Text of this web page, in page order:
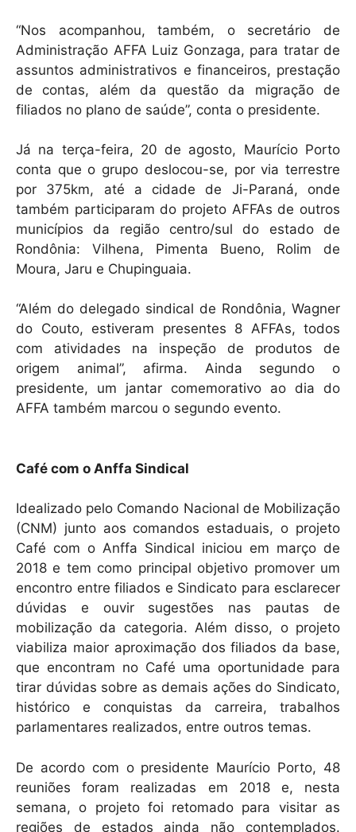
“Nos acompanhou, também, o secretário de
Administração AFFA Luiz Gonzaga, para tratar de
assuntos administrativos e financeiros, prestação
de contas, além da questão da migração de
filiados no plano de saúde”, conta o presidente.
Já na terça-feira, 20 de agosto, Maurício Porto
conta que o grupo deslocou-se, por via terrestre
por 375km, até a cidade de Ji-Paraná, onde
também participaram do projeto AFFAs de outros
municípios da região centro/sul do estado de
Rondônia: Vilhena, Pimenta Bueno, Rolim de
Moura, Jaru e Chupinguaia.
“Além do delegado sindical de Rondônia, Wagner
do Couto, estiveram presentes 8 AFFAs, todos
com atividades na inspeção de produtos de
origem animal”, afirma. Ainda segundo o
presidente, um jantar comemorativo ao dia do
AFFA também marcou o segundo evento.
Café com o Anffa Sindical
Idealizado pelo Comando Nacional de Mobilização
(CNM) junto aos comandos estaduais, o projeto
Café com o Anffa Sindical iniciou em março de
2018 e tem como principal objetivo promover um
encontro entre filiados e Sindicato para esclarecer
dúvidas e ouvir sugestões nas pautas de
mobilização da categoria. Além disso, o projeto
viabiliza maior aproximação dos filiados da base,
que encontram no Café uma oportunidade para
tirar dúvidas sobre as demais ações do Sindicato,
histórico e conquistas da carreira, trabalhos
parlamentares realizados, entre outros temas.
De acordo com o presidente Maurício Porto, 48
reuniões foram realizadas em 2018 e, nesta
semana, o projeto foi retomado para visitar as
regiões de estados ainda não contemplados.